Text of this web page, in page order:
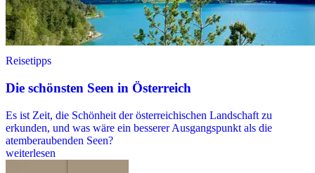
Reisetipps
Die schönsten Seen in Österreich
Es ist Zeit, die Schönheit der österreichischen Landschaft zu
erkunden, und was wäre ein besserer Ausgangspunkt als die
atemberaubenden Seen?
weiterlesen